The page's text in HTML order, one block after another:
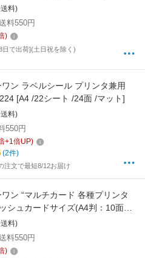
マット]
料)
料550円
)
日で出荷](土日祝を除く)
ン ラベルシール プリンタ兼用
[A4 /22シート /24面 /マット]
料)
550円
+1倍UP)
(2件)
注文で最短8/12お届け
ン “マルチカード 各種プリンタ
シュカードサイズ(A4判：10面
枚)) 白無地 51168
料)
料550円
)